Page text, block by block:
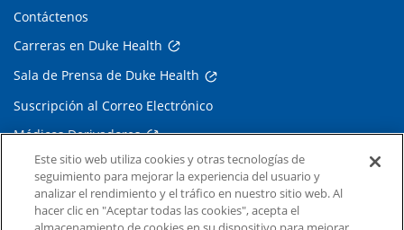
Contáctenos
Carreras en Duke Health
Sala de Prensa de Duke Health
Suscripción al Correo Electrónico
Médicos Derivadores
Enlaces relacionados
Duke Cancer Institute
Este sitio web utiliza cookies y otras tecnologías de
seguimiento para mejorar la experiencia del usuario y
analizar el rendimiento y el tráfico en nuestro sitio web. Al
hacer clic en "Aceptar todas las cookies", acepta el